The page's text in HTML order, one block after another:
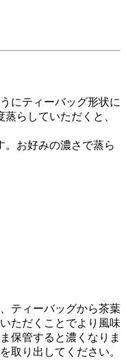
にティーバッグ形状に
らしていただくと、
。お好みの濃さで蒸ら
ティーバッグから茶葉
ただくことでより風味
保管すると濃くなりま
取り出してください。